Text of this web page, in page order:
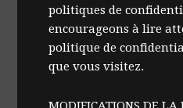
politiques de
encourageons à lire
politique de
que vous visitez.